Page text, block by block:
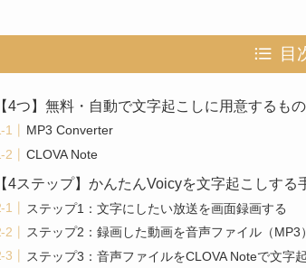
目
【4つ】無料・自動で文字起こしに用意するもの
MP3 Converter
CLOVA Note
【4ステップ】かんたんVoicyを文字起こしする
ステップ1：文字にしたい放送を画面録画する
ステップ2：録画した動画を音声ファイル（MP3
ステップ3：音声ファイルをCLOVA Noteで文字